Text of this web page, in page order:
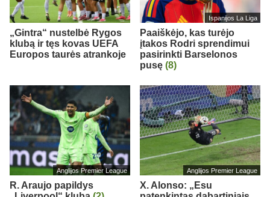
„Gintra“ nustelbė Rygos
klubą ir tęs kovas UEFA
Europos taurės atrankoje
Ispanijos La Liga
Paaiškėjo, kas turėjo
įtakos Rodri sprendimui
pasirinkti Barselonos
pusę (8)
Anglijos Premier League
R. Araujo papildys
Anglijos Premier League
X. Alonso: „Esu